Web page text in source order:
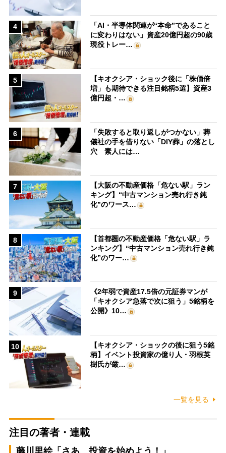
4
「AI・半導体関連が“本命”であること
に変わりはない」資産20億円超の90歳
現役トレー…
5
【キオクシア・ショック後に「株価倍
増」も期待できる注目銘柄5選】資産3
億円超・…
6
「失敗すると取り返しがつかない」葬
儀社の手を借りない「DIY葬」の落とし
穴 素人には…
7
【大阪の不動産価格「危ない駅」ラン
キング】“中古マンション売れ行き鈍
化”のワース…
8
【首都圏の不動産価格「危ない駅」ラ
ンキング】“中古マンション売れ行き鈍
化”のワー…
9
《2年弱で資産17.5倍の元証券マンが
「キオクシア急落で次に狙う」5銘柄を
公開》10…
10
【キオクシア・ショックの後に狙う5銘
柄】イベント投資家の億り人・羽根英
樹氏が厳…
一覧を見る
注目の著者・連載